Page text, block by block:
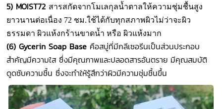
5) MOIST72 สารสกัดจากโมเลกุลน้ำตาลให้ความชุ่มชื้นสูง
ยาวนานต่อเนื่อง 72 ชม.ใช้ได้กับทุกสภาพผิวไม่ว่าจะผิว
ธรรมดา ผิวแห้งกร้านขาดน้ำ หรือ ผิวแห้งมาก
(6) Gycerin Soap Base คือสบู่ที่มีกลีเซอรีนเป็นส่วนประกอบ
สำคัญมีความใส ซึ่งมีคุณภาพและปลอดสารอันตราย มีคุณสมบัติ
ดูดซับความชื้น ซึ่งจะทำให้รู้สึกว่าผิวมีความชุ่มชื้นขึ้น